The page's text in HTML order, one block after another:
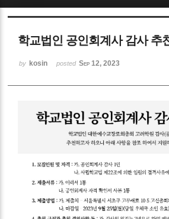
학교법인 공인회계사 감사 추
by kosin posted Sep 12, 2023
Sketchbook5, 스케
Sketchbook5, 스케